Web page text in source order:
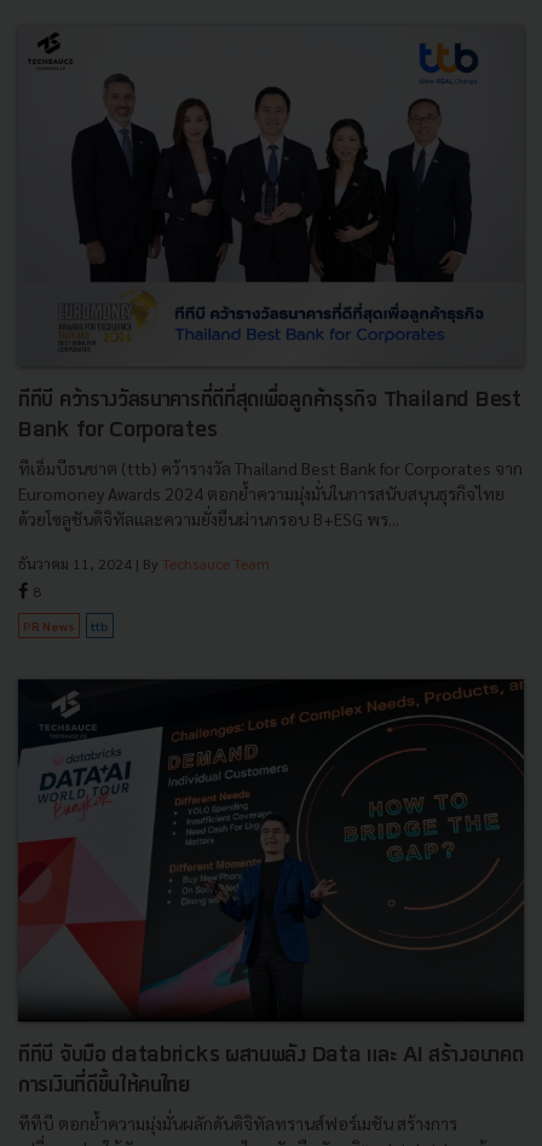
ทีทีบี คว้ารางวัลธนาคารที่ดีที่สุดเพื่อลูกค้าธุรกิจ Thailand Best
Bank for Corporates
ทีเอ็มบีธนชาต (ttb) คว้ารางวัล Thailand Best Bank for Corporates จาก
Euromoney Awards 2024 ตอกย้ำความมุ่งมั่นในการสนับสนุนธุรกิจไทย
ด้วยโซลูชันดิจิทัลและความยั่งยืนผ่านกรอบ B+ESG พร...
ธันวาคม 11, 2024 | By Techsauce Team
8
PR News ttb
ทีทีบี จับมือ databricks ผสานพลัง Data และ AI สร้างอนาคต
การเงินที่ดีขึ้นให้คนไทย
ทีทีบี ตอกย้ำความมุ่งมั่นผลักดันดิจิทัลทรานส์ฟอร์เมชัน สร้างการ